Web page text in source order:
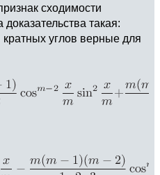
сходимости
такая:
углов верные для